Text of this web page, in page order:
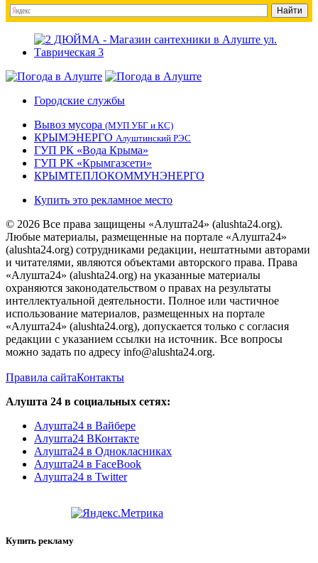
Городские службы
Вывоз мусора (МУП УБГ и КС)
КРЫМЭНЕРГО Алуштинский РЭС
ГУП РК «Вода Крыма»
ГУП РК «Крымгазсети»
КРЫМТЕПЛОКОММУНЭНЕРГО
Купить это рекламное место
© 2026 Все права защищены «Алушта24» (alushta24.org).
Любые материалы, размещенные на портале «Алушта24»
(alushta24.org) сотрудниками редакции, нештатными авторами
и читателями, являются объектами авторского права. Права
«Алушта24» (alushta24.org) на указанные материалы
охраняются законодательством о правах на результаты
интеллектуальной деятельности. Полное или частичное
использование материалов, размещенных на портале
«Алушта24» (alushta24.org), допускается только с согласия
редакции с указанием ссылки на источник. Все вопросы
можно задать по адресу info@alushta24.org.
Правила сайтаКонтакты
Алушта 24 в социальных сетях:
Алушта24 в Вайбере
Алушта24 ВКонтакте
Алушта24 в Однокласниках
Алушта24 в FaceBook
Алушта24 в Twitter
Купить рекламу